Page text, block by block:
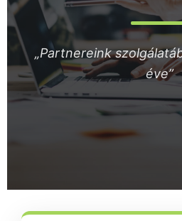
„Partnereink
éve”